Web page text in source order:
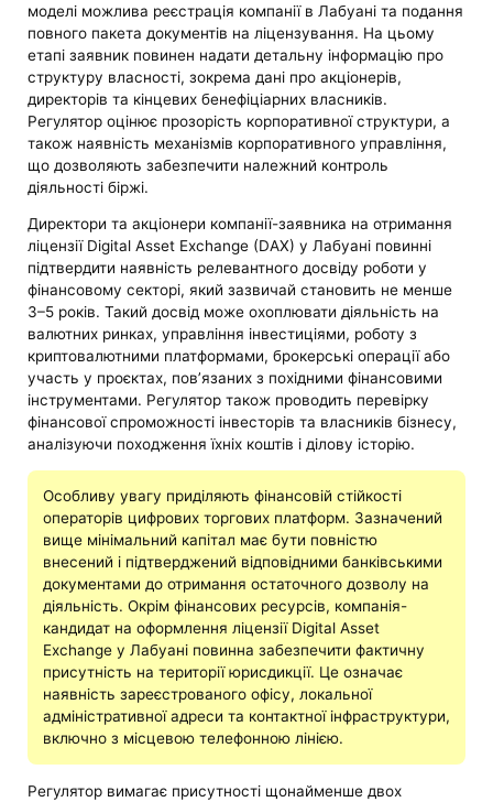
моделі можлива реєстрація компанії в Лабуані та подання
повного пакета документів на ліцензування. На цьому
етапі заявник повинен надати детальну інформацію про
структуру власності, зокрема дані про акціонерів,
директорів та кінцевих бенефіціарних власників.
Регулятор оцінює прозорість корпоративної структури, а
також наявність механізмів корпоративного управління,
що дозволяють забезпечити належний контроль
діяльності біржі.
Директори та акціонери компанії-заявника на отримання
ліцензії Digital Asset Exchange (DAX) у Лабуані повинні
підтвердити наявність релевантного досвіду роботи у
фінансовому секторі, який зазвичай становить не менше
3–5 років. Такий досвід може охоплювати діяльність на
валютних ринках, управління інвестиціями, роботу з
криптовалютними платформами, брокерські операції або
участь у проєктах, пов’язаних з похідними фінансовими
інструментами. Регулятор також проводить перевірку
фінансової спроможності інвесторів та власників бізнесу,
аналізуючи походження їхніх коштів і ділову історію.
Особливу увагу приділяють фінансовій стійкості
операторів цифрових торгових платформ. Зазначений
вище мінімальний капітал має бути повністю
внесений і підтверджений відповідними банківськими
документами до отримання остаточного дозволу на
діяльність. Окрім фінансових ресурсів, компанія-
кандидат на оформлення ліцензії Digital Asset
Exchange у Лабуані повинна забезпечити фактичну
присутність на території юрисдикції. Це означає
наявність зареєстрованого офісу, локальної
адміністративної адреси та контактної інфраструктури,
включно з місцевою телефонною лінією.
Регулятор вимагає присутності щонайменше двох